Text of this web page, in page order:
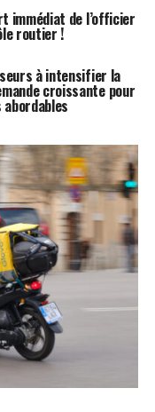
immédiat de l’officier
routier !
à intensifier la
croissante pour